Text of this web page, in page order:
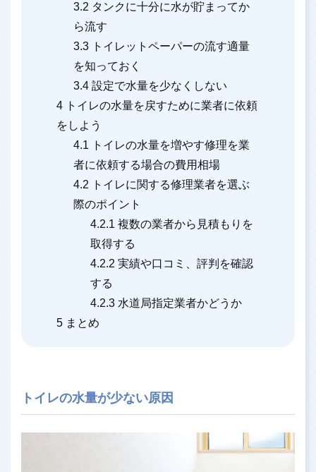
3.2 タンクに十分に水が貯まってか
ら流す
3.3 トイレットペーパーの流す適量
を知っておく
3.4 設定で水量を少なくしない
4 トイレの水量を戻すために業者に依頼
をしよう
4.1 トイレの水量を増やす修理を業
者に依頼する場合の費用相場
4.2 トイレに関する修理業者を選ぶ
際のポイント
4.2.1 複数の業者から見積もりを
取得する
4.2.2 実績や口コミ、評判を確認
する
4.2.3 水道局指定業者かどうか
5 まとめ
トイレの水量が少ない原因